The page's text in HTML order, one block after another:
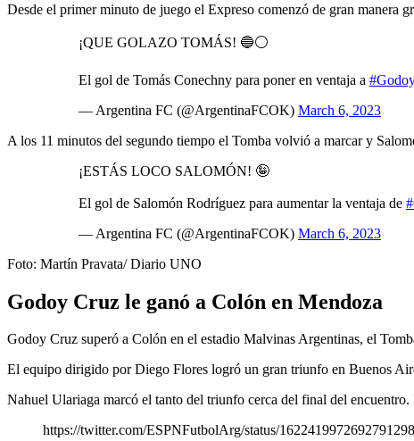
Desde el primer minuto de juego el Expreso comenzó de gran manera
¡QUE GOLAZO TOMÁS! 🔵⚪️
El gol de Tomás Conechny para poner en ventaja a
— Argentina FC (@ArgentinaFCOK) March 6, 2023
A los 11 minutos del segundo tiempo el Tomba volvió a marcar y
¡ESTÁS LOCO SALOMÓN! 🤪
El gol de Salomón Rodríguez para aumentar la ventaja de
— Argentina FC (@ArgentinaFCOK) March 6, 2023
Foto: Martín Pravata/ Diario UNO
Godoy Cruz le ganó a Colón en Mendoza
Godoy Cruz superó a Colón en el estadio Malvinas Argentinas, el
El equipo dirigido por Diego Flores logró un gran triunfo en Buenos
Nahuel Ulariaga marcó el tanto del triunfo cerca del final del
https://twitter.com/ESPNFutbolArg/status/